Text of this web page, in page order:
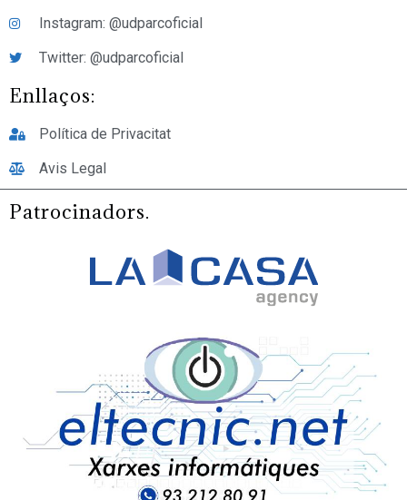
Instagram: @udparcoficial
Twitter: @udparcoficial
Enllaços:
Política de Privacitat
Avis Legal
Patrocinadors.